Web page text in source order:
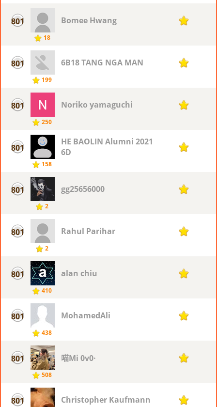
801
18
Bomee Hwang 1
801
199
6B18 TANG NGA MAN 1
801
250
Noriko yamaguchi 1
801
158
HE BAOLIN Alumni 2021
6D
1
801
2
gg25656000 1
801
2
Rahul Parihar 1
801
410
alan chiu 1
801
438
MohamedAli 1
801
508
喵Mi 0v0· 1
801 Christopher Kaufmann 1